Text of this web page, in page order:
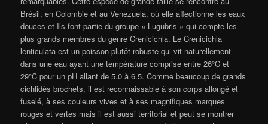
Brésil, en Colombie et au Venezuela, où elle affectionne les eaux
douces et Ils font partie du groupe « Lugubris » qui compte les
plus grands membres du genre Crenicichla. Le Crenicichla
lenticulata est un poisson plutôt robuste qui vit naturellement
dans une eau ayant une température comprise entre 26°C et
29°C pour un pH allant de 5.0 à 6.5. Comme beaucoup de grands
cichlidés brochets, il est reconnaissable à son corps allongé et
fuselé, à ses couleurs vives et à ses magnifiques marques
rouges et vertes mais il est aussi territorial et peut se montrer